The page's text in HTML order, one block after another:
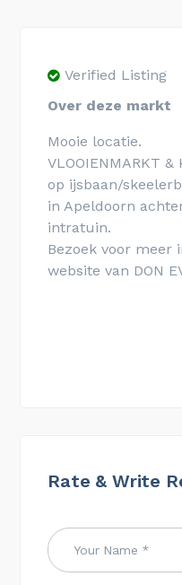
Verified Listing
Over deze markt
Mooie locatie.
VLOOIENMARKT &
op ijsbaan/
in Apeldoorn
intratuin.
Bezoek voor meer
website van DON
Rate & Write